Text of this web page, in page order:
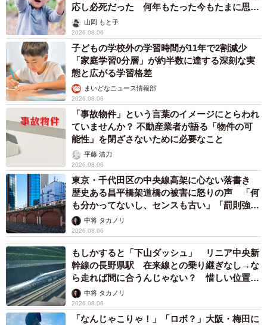
応し必死だった 何年もたった今もたまに思い
出し…山岡 もと子
2026.08.06
子どもの学校外の学習時間が11年で2割減少
「家庭学習0分層」が約半数に達する深刻な実
態と広がる学習格差
まいどなニュース情報部
2026.08.06
「事故物件」という言葉のイメージにとらわれ
ていませんか？ 不動産業者が語る「物件の可
能性」を閉ざさないために必要なこと
平藤 清刀
2026.08.06
東京・千代田区の中央線高架に心ない落書き
歴史ある昌平橋架道橋の被害に怒りの声 「何
も分かってないし、センスも古い」「罰則強化
して」中将 タカノリ
2026.08.06
もしかすると「下山ダッシュ」 リニア中央新
幹線の長野県駅 在来線との乗り継ぎなし→な
ら走れば間に合うんじゃない？ 惜しい位置関
係が反響
中将 タカノリ
2026.08.06
「なんじゃこりゃ！」「ロボ？」大阪・梅田に